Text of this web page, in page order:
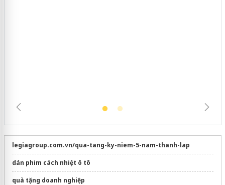
legiagroup.com.vn/qua-tang-ky-niem-5-nam-thanh-lap
dán phim cách nhiệt ô tô
quà tặng doanh nghiệp